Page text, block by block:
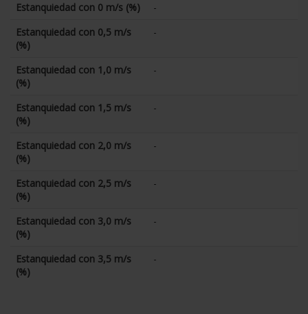
Estanquiedad con 0 m/s (%)
-
Estanquiedad con 0,5 m/s
(%)
-
Estanquiedad con 1,0 m/s
(%)
-
Estanquiedad con 1,5 m/s
(%)
-
Estanquiedad con 2,0 m/s
(%)
-
Estanquiedad con 2,5 m/s
(%)
-
Estanquiedad con 3,0 m/s
(%)
-
Estanquiedad con 3,5 m/s
(%)
-